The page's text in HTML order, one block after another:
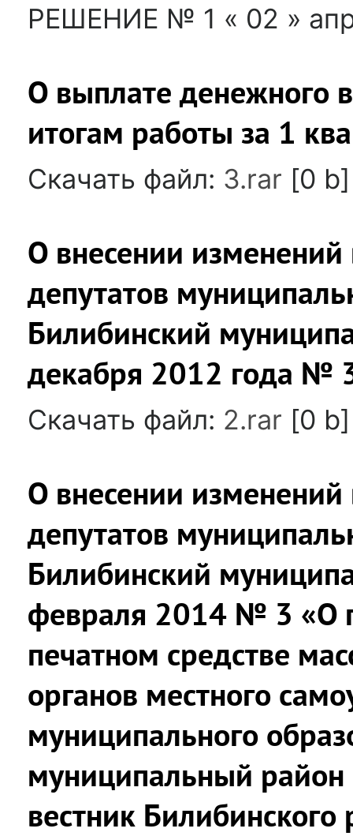
РЕШЕНИЕ № 1 « 02 »
О выплате денежного
итогам работы за 1
Скачать файл: 3.rar [0
О внесении
депутатов
Билибинский
декабря 2012 года №
Скачать файл: 2.rar [0
О внесении
депутатов
Билибинский
февраля 2014 № 3 «О
печатном средстве
органов местного
муниципального
муниципальный
вестник Билибинского